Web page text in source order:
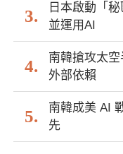
日本啟動「
並運用AI
南韓搶攻太
外部依賴
南韓成美 AI
先